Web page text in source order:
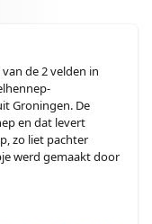
de 2 velden in
Groningen. De
en dat levert
zo liet pachter
werd gemaakt door